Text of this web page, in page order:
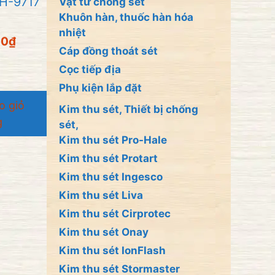
₫
giỏ
Khuôn hàn, thuốc hàn hóa
nhiệt
Cáp đồng thoát sét
Cọc tiếp địa
Phụ kiện lắp đặt
Kim thu sét, Thiết bị chống
sét,
Kim thu sét Pro-Hale
Kim thu sét Protart
Kim thu sét Ingesco
Kim thu sét Liva
Kim thu sét Cirprotec
Kim thu sét Onay
Kim thu sét IonFlash
Kim thu sét Stormaster